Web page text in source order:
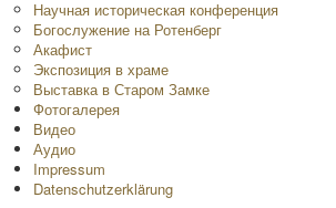
Научная историческая конференция
Богослужение на Ротенберг
Акафист
Экспозиция в храме
Выставка в Старом Замке
Фотогалерея
Видео
Аудио
Impressum
Datenschutzerklärung